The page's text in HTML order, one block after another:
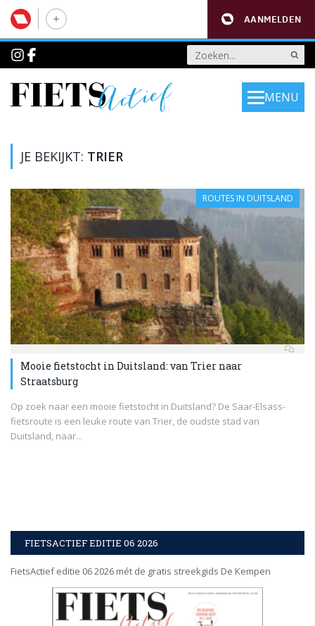
AANMELDEN
MENU
JE BEKIJKT: TRIER
ROUTES IN DUITSLAND
Mooie fietstocht in Duitsland: van Trier naar
Straatsburg
Op zoek naar een mooie fietstocht in Duitsland? De Saar-Elsass-
fietsroute is een leuke route van Trier, de oudste stad van
Duitsland, naar...
FIETSACTIEF EDITIE 06 2026
FietsActief editie 06 2026 mét de gratis streekgids De Kempen